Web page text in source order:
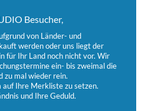
Besucher,
von Länder- und
werden oder uns liegt der
für Ihr Land noch nicht vor. Wir
ein- bis zweimal die
zu mal wieder rein.
Ihre Merkliste zu setzen.
und Ihre Geduld.